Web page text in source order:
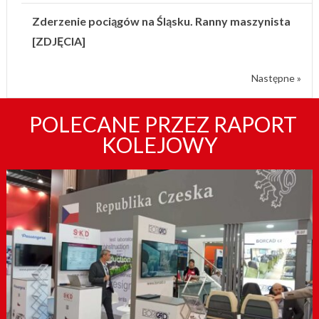
Zderzenie pociągów na Śląsku. Ranny maszynista
[ZDJĘCIA]
Następne »
POLECANE PRZEZ RAPORT
KOLEJOWY